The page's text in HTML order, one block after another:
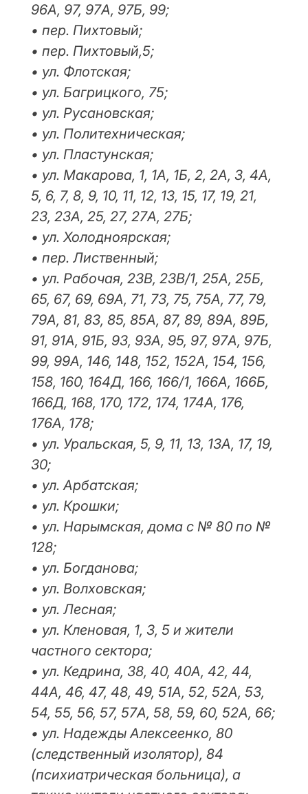
96А, 97, 97А, 97Б, 99;
• пер. Пихтовый;
• пер. Пихтовый,5;
• ул. Флотская;
• ул. Багрицкого, 75;
• ул. Русановская;
• ул. Политехническая;
• ул. Пластунская;
• ул. Макарова, 1, 1А, 1Б, 2, 2А, 3, 4А,
5, 6, 7, 8, 9, 10, 11, 12, 13, 15, 17, 19, 21,
23, 23А, 25, 27, 27А, 27Б;
• ул. Холодноярская;
• пер. Лиственный;
• ул. Рабочая, 23В, 23В/1, 25А, 25Б,
65, 67, 69, 69А, 71, 73, 75, 75А, 77, 79,
79А, 81, 83, 85, 85А, 87, 89, 89А, 89Б,
91, 91А, 91Б, 93, 93А, 95, 97, 97А, 97Б,
99, 99А, 146, 148, 152, 152А, 154, 156,
158, 160, 164Д, 166, 166/1, 166А, 166Б,
166Д, 168, 170, 172, 174, 174А, 176,
176А, 178;
• ул. Уральская, 5, 9, 11, 13, 13А, 17, 19,
30;
• ул. Арбатская;
• ул. Крошки;
• ул. Нарымская, дома с № 80 по №
128;
• ул. Богданова;
• ул. Волховская;
• ул. Лесная;
• ул. Кленовая, 1, 3, 5 и жители
частного сектора;
• ул. Кедрина, 38, 40, 40А, 42, 44,
44А, 46, 47, 48, 49, 51А, 52, 52А, 53,
54, 55, 56, 57, 57А, 58, 59, 60, 52А, 66;
• ул. Надежды Алексеенко, 80
(следственный изолятор), 84
(психиатрическая больница), а